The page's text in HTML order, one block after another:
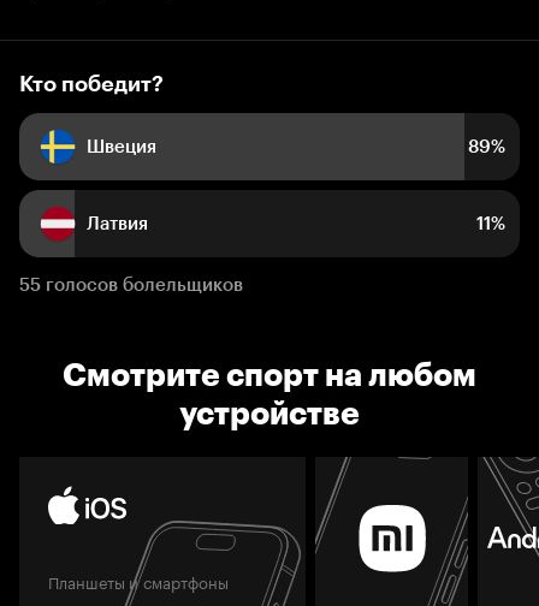
Кто победит?
Швеция 89%
Латвия 11%
55 голосов болельщиков
Смотрите спорт на любом
устройстве
Планшеты и смартфоны